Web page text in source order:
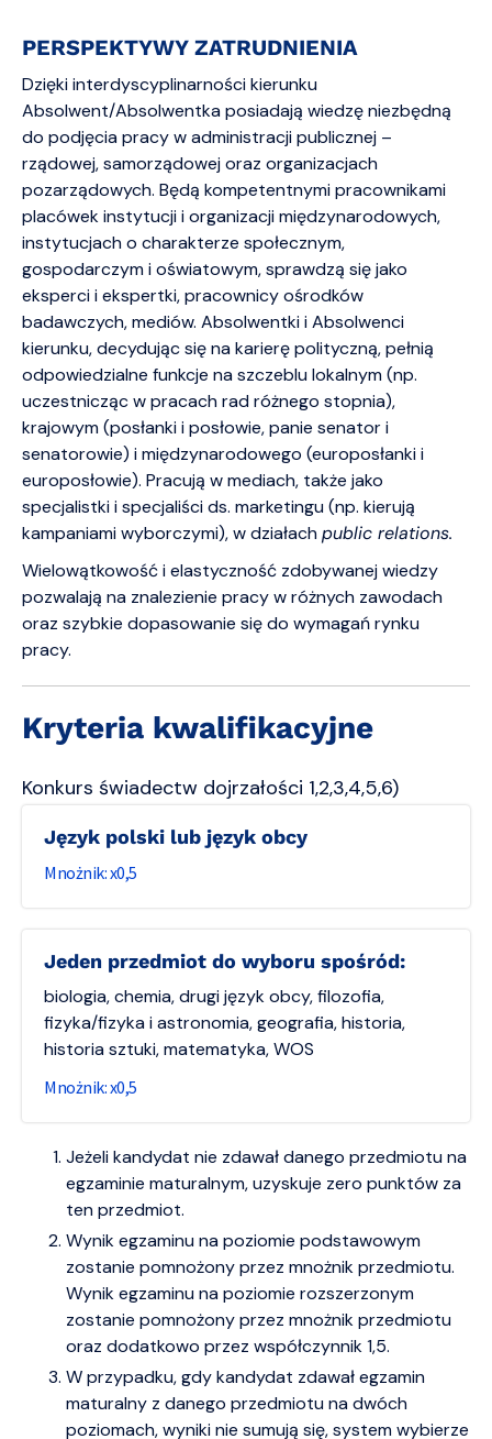
PERSPEKTYWY ZATRUDNIENIA
Dzięki interdyscyplinarności kierunku
Absolwent/Absolwentka posiadają wiedzę niezbędną
do podjęcia pracy w administracji publicznej –
rządowej, samorządowej oraz organizacjach
pozarządowych. Będą kompetentnymi pracownikami
placówek instytucji i organizacji międzynarodowych,
instytucjach o charakterze społecznym,
gospodarczym i oświatowym, sprawdzą się jako
eksperci i ekspertki, pracownicy ośrodków
badawczych, mediów. Absolwentki i Absolwenci
kierunku, decydując się na karierę polityczną, pełnią
odpowiedzialne funkcje na szczeblu lokalnym (np.
uczestnicząc w pracach rad różnego stopnia),
krajowym (posłanki i posłowie, panie senator i
senatorowie) i międzynarodowego (europosłanki i
europosłowie). Pracują w mediach, także jako
specjalistki i specjaliści ds. marketingu (np. kierują
kampaniami wyborczymi), w działachpublic relations.
Wielowątkowość i elastyczność zdobywanej wiedzy
pozwalają na znalezienie pracy w różnych zawodach
oraz szybkie dopasowanie się do wymagań rynku
pracy.
Kryteria kwalifikacyjne
Konkurs świadectw dojrzałości 1,2,3,4,5,6)
język polski lub język obcy
0,5
jeden przedmiot do wyboru spośród:
biologia, chemia, drugi język obcy, filozofia,
fizyka/fizyka i astronomia, geografia, historia,
historia sztuki, matematyka, WOS
0,5
Jeżeli kandydat nie zdawał danego przedmiotu na
egzaminie maturalnym, uzyskuje zero punktów za
ten przedmiot.
Wynik egzaminu na poziomie podstawowym
zostanie pomnożony przez mnożnik przedmiotu.
Wynik egzaminu na poziomie rozszerzonym
zostanie pomnożony przez mnożnik przedmiotu
oraz dodatkowo przez współczynnik 1,5.
W przypadku, gdy kandydat zdawał egzamin
maturalny z danego przedmiotu na dwóch
poziomach, wyniki nie sumują się, system wybierze